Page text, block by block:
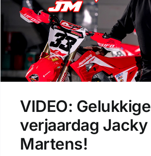
VIDEO: Gelukkige
verjaardag Jacky
Martens!